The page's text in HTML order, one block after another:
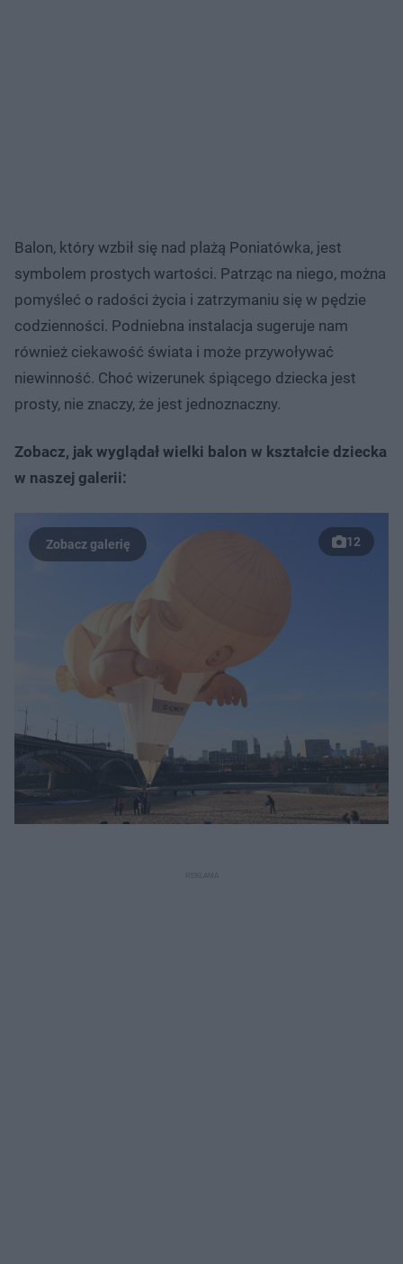
Balon, który wzbił się nad plażą Poniatówka, jest
symbolem prostych wartości. Patrząc na niego, można
pomyśleć o radości życia i zatrzymaniu się w pędzie
codzienności. Podniebna instalacja sugeruje nam
również ciekawość świata i może przywoływać
niewinność. Choć wizerunek śpiącego dziecka jest
prosty, nie znaczy, że jest jednoznaczny.
Zobacz, jak wyglądał wielki balon w kształcie dziecka
w naszej galerii:
12